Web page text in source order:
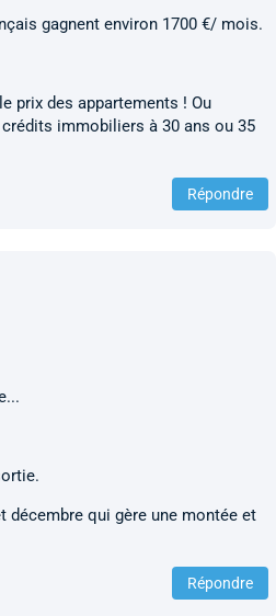
gagnent environ 1700 €/ mois.
prix des appartements ! Ou
immobiliers à 30 ans ou 35
Répondre
décembre qui gère une montée et
Répondre